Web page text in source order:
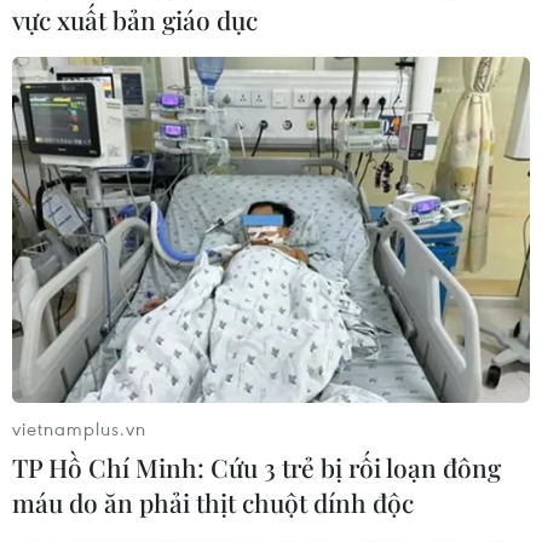
giữ nhiều vùng lãnh thổ ở miền Bắc Syria./.
(Vietnam+)
#Dàn âm thanh #Hội đồng Bảo an
#Thổ nhĩ kỳ
vực xuất bản giáo dục
vietnamplus.vn
TP Hồ Chí Minh: Cứu 3 trẻ bị rối loạn đông
máu do ăn phải thịt chuột dính độc